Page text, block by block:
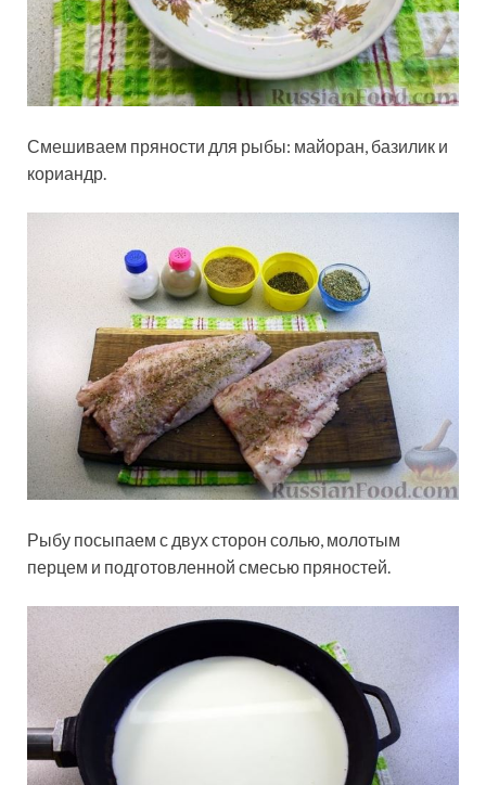
Смешиваем пряности для рыбы: майоран, базилик и
кориандр.
Рыбу посыпаем с двух сторон солью, молотым
перцем и подготовленной смесью пряностей.